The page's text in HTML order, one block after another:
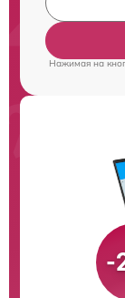
Нажимая на
-